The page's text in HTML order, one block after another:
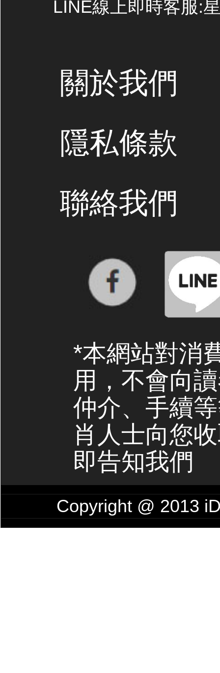
LINE線上即時客服:
關於我們
隱私條款
聯絡我們
*本網站對消
用，不會向
仲介、手續
肖人士向您
即告知我們
Copyright @ 2013